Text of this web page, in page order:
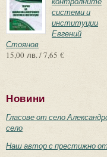
системи и
институции
Евгений
Стоянов
15,00 лв. / 7,65 €
Новини
Гласове от село
село
Наш автор с престижно